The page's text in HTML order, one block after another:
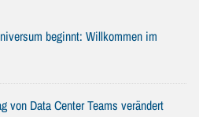
beginnt: Willkommen im
von Data Center Teams verändert